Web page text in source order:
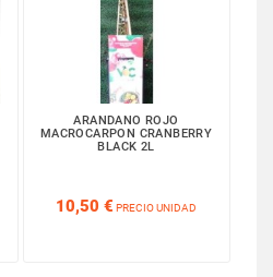
ARANDANO ROJO
MACROCARPON CRANBERRY
BLACK 2L
10,50 € PRECIO UNIDAD